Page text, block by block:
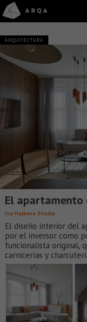
ARQUITECTURA
El apartamento
Iva Hajkova Studio
El diseño interior del
por el inversor como
funcionalista original,
carnicerías y